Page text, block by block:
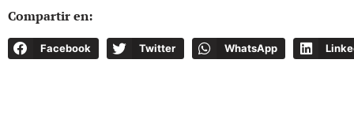
Compartir en:
Facebook Twitter WhatsApp